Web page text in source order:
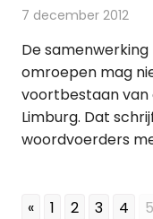
7 december 2012
De
omroepen mag
voortbestaan van
Limburg. Dat
woordvoerders
« 1 2 3 4 5